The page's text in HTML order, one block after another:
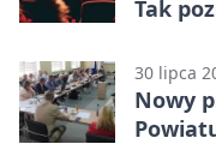
Tak
30 lipca
Nowy